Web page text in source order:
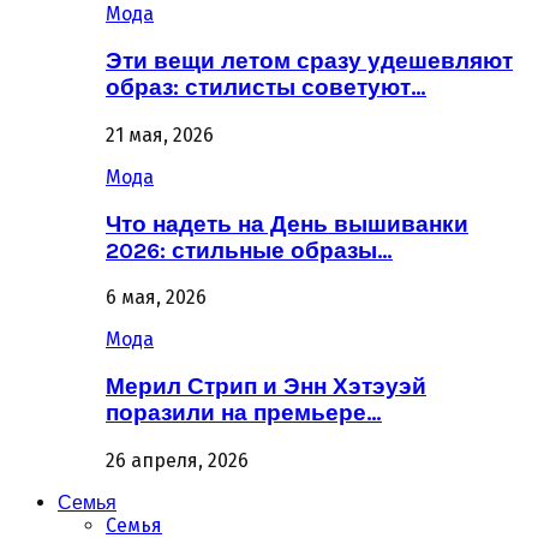
Мода
Эти вещи летом сразу удешевляют
образ: стилисты советуют…
21 мая, 2026
Мода
Что надеть на День вышиванки
2026: стильные образы…
6 мая, 2026
Мода
Мерил Стрип и Энн Хэтэуэй
поразили на премьере…
26 апреля, 2026
Семья
Семья